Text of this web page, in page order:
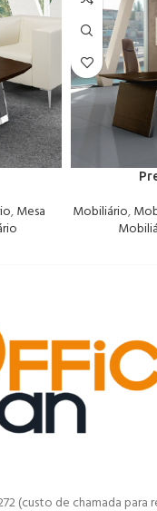
,Mesa
Mobiliário,
(custo de chamada para